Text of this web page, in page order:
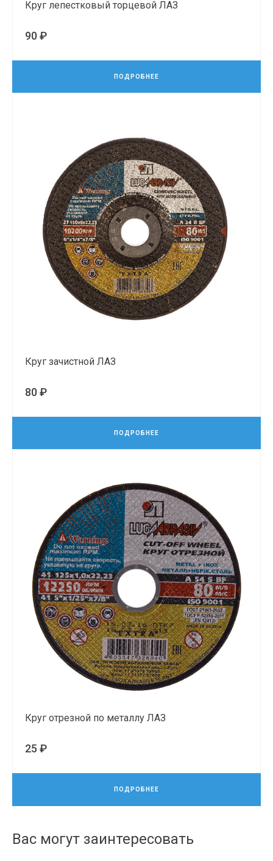
Круг лепестковый торцевой ЛАЗ
90 ₽
ПОДРОБНЕЕ
Круг зачистной ЛАЗ
80 ₽
ПОДРОБНЕЕ
Круг отрезной по металлу ЛАЗ
25 ₽
ПОДРОБНЕЕ
Вас могут заинтересовать